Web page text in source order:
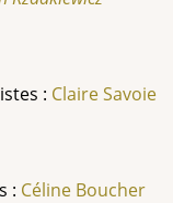
: Claire Savoie
: Céline Boucher